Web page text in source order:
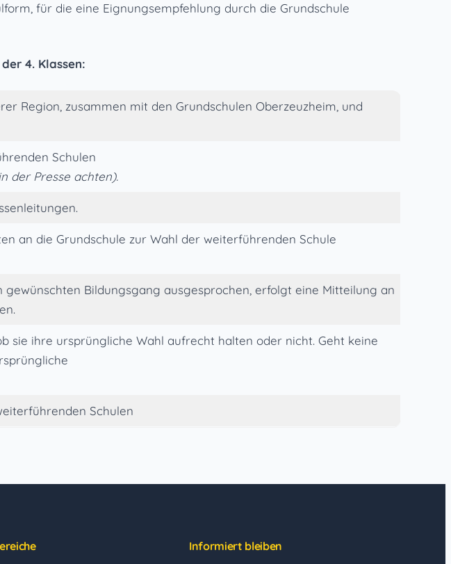
für die eine Eignungsempfehlung durch die Grundschule
4. Klassen:
Region, zusammen mit den Grundschulen Oberzeuzheim, und
Schulen
der Presse achten).
an die Grundschule zur Wahl der weiterführenden Schule
Bildungsgang ausgesprochen, erfolgt eine Mitteilung an
sie ihre ursprüngliche Wahl aufrecht halten oder nicht. Geht keine
Schulen
Informiert bleiben